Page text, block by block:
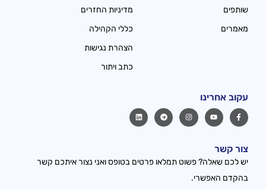
שותפים
מאמרים
מדיניות החזרים
כללי הקהילה
הצהרת נגישות
כתב ויתור
עקוב אחרינו
צור קשר
יש לכם שאלה? פשוט תמלאו פרטים בטופס ואני נצור איתכם קשר
בהקדם האפשרי.